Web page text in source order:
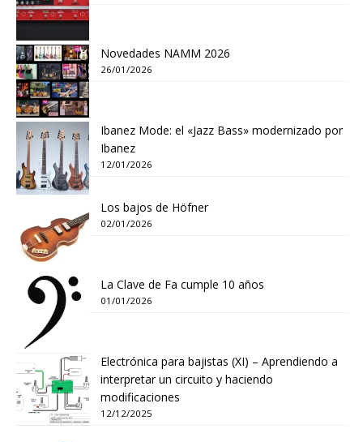
Novedades NAMM 2026
26/01/2026
Ibanez Mode: el «Jazz Bass» modernizado por
Ibanez
12/01/2026
Los bajos de Höfner
02/01/2026
La Clave de Fa cumple 10 años
01/01/2026
Electrónica para bajistas (XI) – Aprendiendo a
interpretar un circuito y haciendo
modificaciones
12/12/2025